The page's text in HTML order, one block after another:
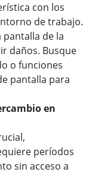
con los
de trabajo.
pantalla de la
daños. Busque
o funciones
pantalla para
en
períodos
sin acceso a